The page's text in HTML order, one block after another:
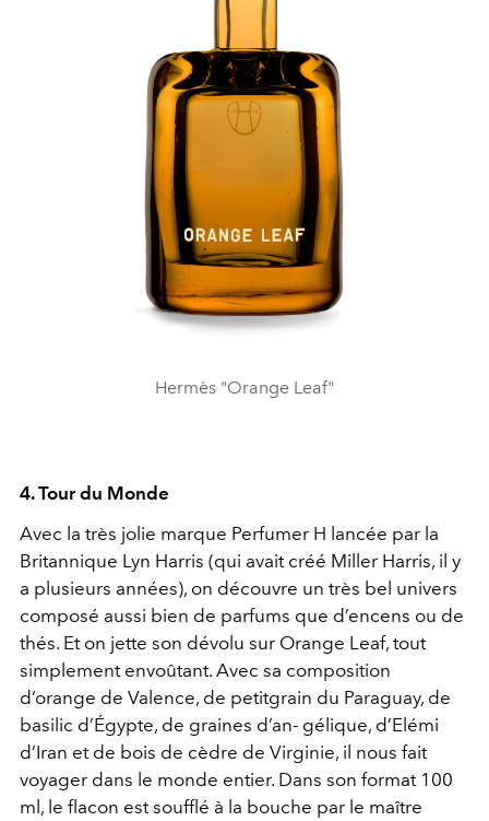
Hermès "Orange Leaf"
4. Tour du Monde
Avec la très jolie marque Perfumer H lancée par la
Britannique Lyn Harris (qui avait créé Miller Harris, il y
a plusieurs années), on découvre un très bel univers
composé aussi bien de parfums que d’encens ou de
thés. Et on jette son dévolu sur Orange Leaf, tout
simplement envoûtant. Avec sa composition
d’orange de Valence, de petitgrain du Paraguay, de
basilic d’Égypte, de graines d’an- gélique, d’Elémi
d’Iran et de bois de cèdre de Virginie, il nous fait
voyager dans le monde entier. Dans son format 100
ml, le flacon est soufflé à la bouche par le maître